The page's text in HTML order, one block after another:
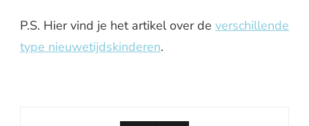
P.S. Hier vind je het artikel over de verschillende
type nieuwetijdskinderen.